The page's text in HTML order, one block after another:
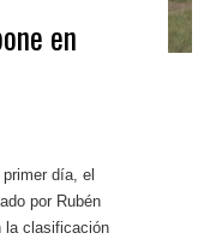
en
día, el
por Rubén
la clasificación